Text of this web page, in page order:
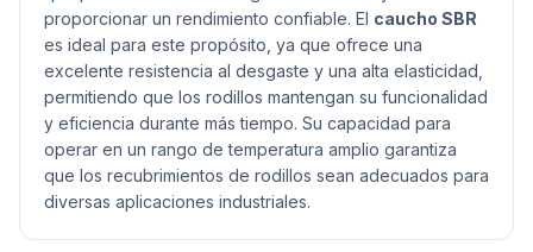
proporcionar un rendimiento confiable. El caucho SBR
es ideal para este propósito, ya que ofrece una
excelente resistencia al desgaste y una alta elasticidad,
permitiendo que los rodillos mantengan su funcionalidad
y eficiencia durante más tiempo. Su capacidad para
operar en un rango de temperatura amplio garantiza
que los recubrimientos de rodillos sean adecuados para
diversas aplicaciones industriales.